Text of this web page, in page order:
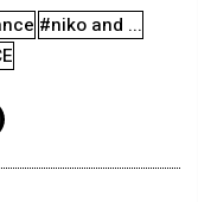
#niko and ...